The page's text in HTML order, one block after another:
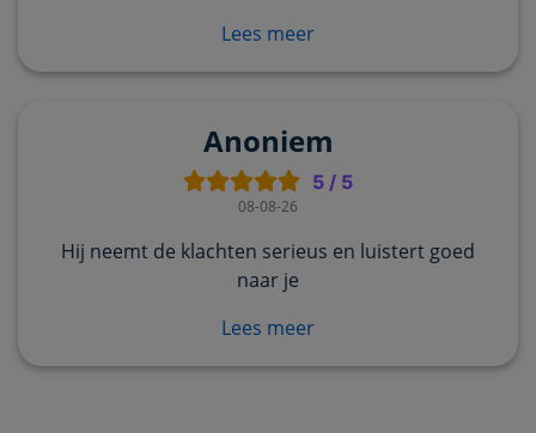
Lees meer
Anoniem
5 / 5
08-08-26
Hij neemt de klachten serieus en luistert goed
naar je
Lees meer